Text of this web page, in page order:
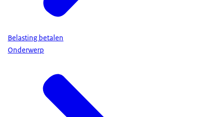
Belasting betalen
Onderwerp